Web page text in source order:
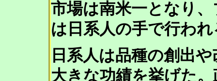
市場は南米一となり
は日系人の手で行わ
日系人は品種の創出
大きな功績を挙げた